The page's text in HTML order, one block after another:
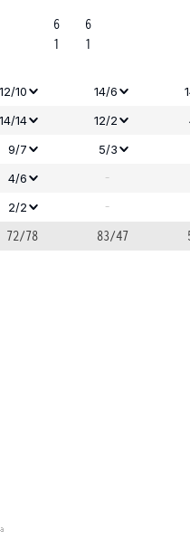
6
1
6
1
12/10 14/6
14/14 12/2
9/7 5/3
4/6 -
2/2
-
72/78 83/47